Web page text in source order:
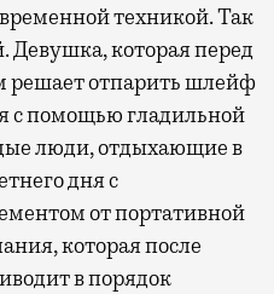
техникой. Так
Девушка, которая перед
решает отпарить шлейф
с помощью гладильной
люди, отдыхающие в
дня с
от портативной
которая после
в порядок